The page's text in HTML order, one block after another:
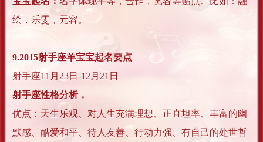
绘，乐雯，元容。
9.2015射手座羊宝宝起名要点
射手座11月23日-12月21日
射手座性格分析，
优点：天生乐观、对人生充满理想、正直坦率、丰富的幽
默感、酷爱和平、待人友善、行动力强、有自己的处世哲